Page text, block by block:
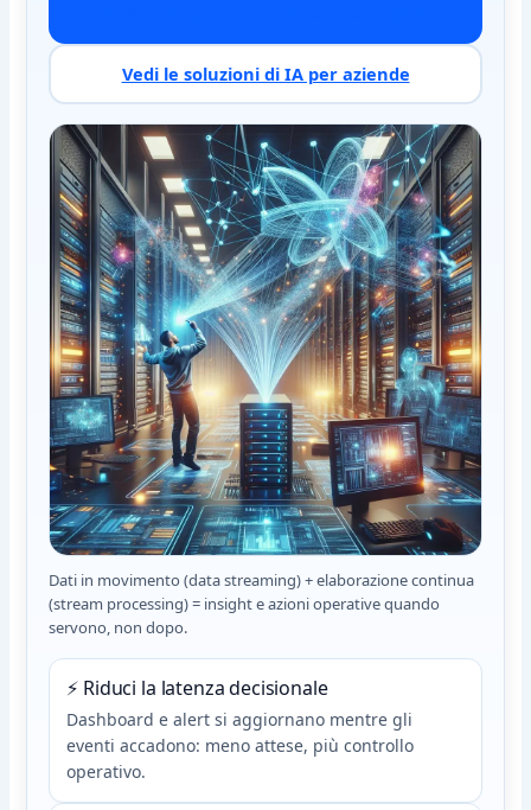
Vedi le soluzioni di IA per aziende
Dati in movimento (data streaming) + elaborazione continua
(stream processing) = insight e azioni operative quando
servono, non dopo.
⚡ Riduci la latenza decisionale
Dashboard e alert si aggiornano mentre gli
eventi accadono: meno attese, più controllo
operativo.